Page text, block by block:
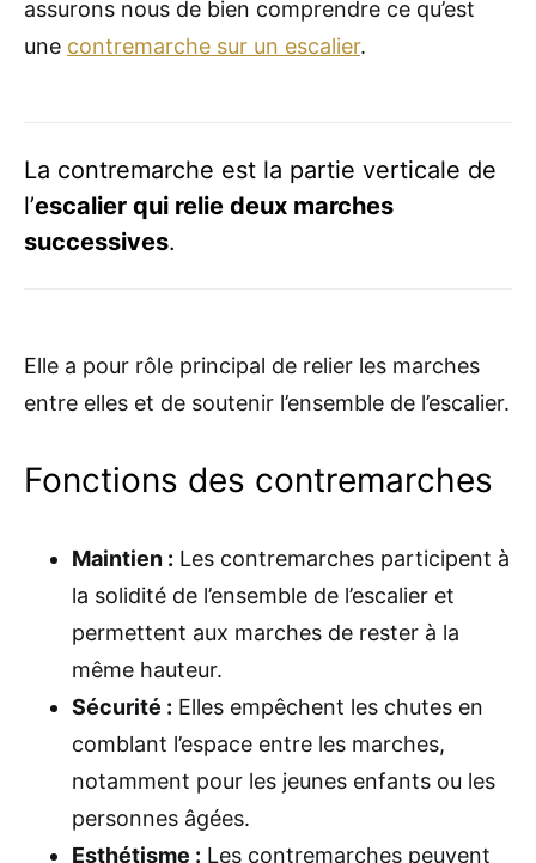
assurons nous de bien comprendre ce qu’est
une contremarche sur un escalier.
La contremarche est la partie verticale de
l’escalier qui relie deux marches
successives.
Elle a pour rôle principal de relier les marches
entre elles et de soutenir l’ensemble de l’escalier.
Fonctions des contremarches
Maintien : Les contremarches participent à
la solidité de l’ensemble de l’escalier et
permettent aux marches de rester à la
même hauteur.
Sécurité : Elles empêchent les chutes en
comblant l’espace entre les marches,
notamment pour les jeunes enfants ou les
personnes âgées.
Esthétisme : Les contremarches peuvent